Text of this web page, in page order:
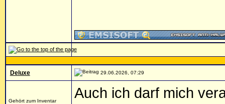
Deluxe 29.06.2026, 07:29
Gehört zum Inventar
Auch ich darf mich